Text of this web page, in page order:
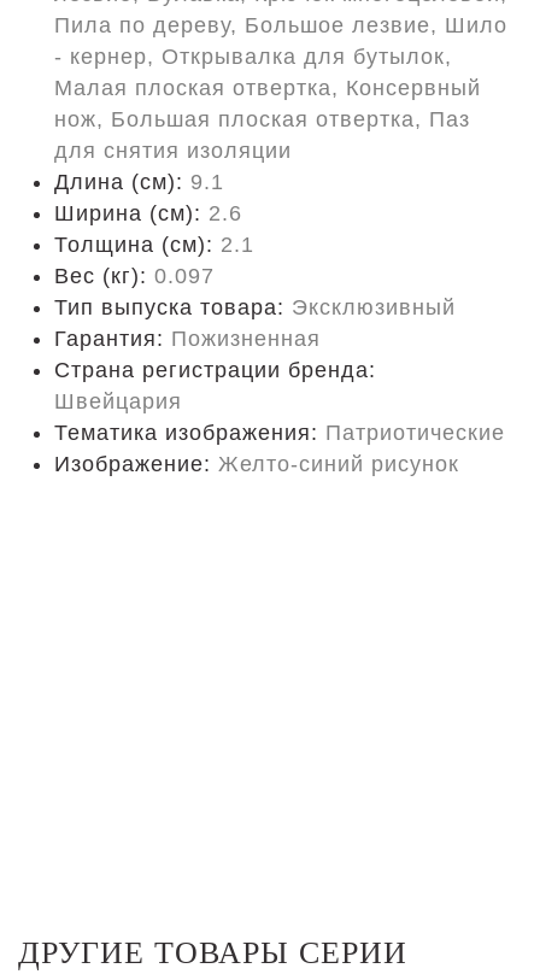
Пила по дереву, Большое лезвие, Шило
- кернер, Открывалка для бутылок,
Малая плоская отвертка, Консервный
нож, Большая плоская отвертка, Паз
для снятия изоляции
Длина (cм): 9.1
Ширина (см): 2.6
Толщина (см): 2.1
Вес (кг): 0.097
Тип выпуска товара: Эксклюзивный
Гарантия: Пожизненная
Страна регистрации бренда:
Швейцария
Тематика изображения: Патриотические
Изображение: Желто-синий рисунок
ДРУГИЕ ТОВАРЫ СЕРИИ